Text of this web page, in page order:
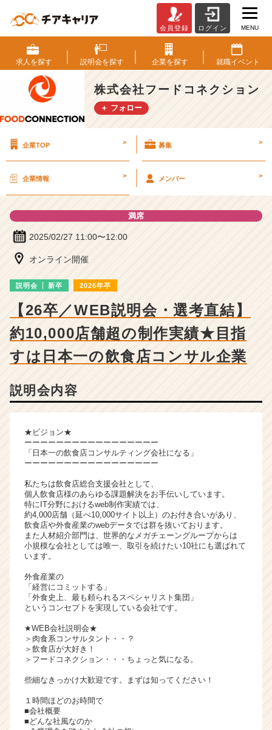
式
会
社
フ
ー
ド
シ
の
説
明
会
ベ
チ
ャ
ー・
成
長
か
ら
カ
ウ
ト
が
届
く
就
活
サ
ア
キ
ア
（C
e
e
会員登録 ログイン MENU
求人を探す 説明会を探す 企業を探す 就職イベント
株式会社フードコネクション
＋ フォロー
企業TOP > 募集 >
企業情報 > メンバー >
満席
2025/02/27 11:00〜12:00
オンライン開催
説明会 新卒 2026年卒
【26卒／WEB説明会・選考直結】
約10,000店舗超の制作実績★目指
すは日本一の飲食店コンサル企業
説明会内容
★ビジョン★
ーーーーーーーーーーーーーーーーー
「日本一の飲食店コンサルティング会社になる」
ーーーーーーーーーーーーーーーーー
私たちは飲食店総合支援会社として、
個人飲食店様のあらゆる課題解決をお手伝いしています。
特にIT分野におけるweb制作実績では、
約4,000店舗（延べ10,000サイト以上）のお付き合いがあり、
飲食店や外食産業のwebデータでは群を抜いております。
また人材紹介部門は、世界的なメガチェーングループからは
小規模な会社としては唯一、取引を続けたい10社にも選ばれて
います。
外食産業の
「経営にコミットする」
「外食史上、最も頼られるスペシャリスト集団」
というコンセプトを実現している会社です。
★WEB会社説明会★
＞肉食系コンサルタント・・？
＞飲食店が大好き！
＞フードコネクション・・・ちょっと気になる。
些細なきっかけ大歓迎です。まずは知ってください！
１時間ほどのお時間で
■会社概要
■どんな社風なのか